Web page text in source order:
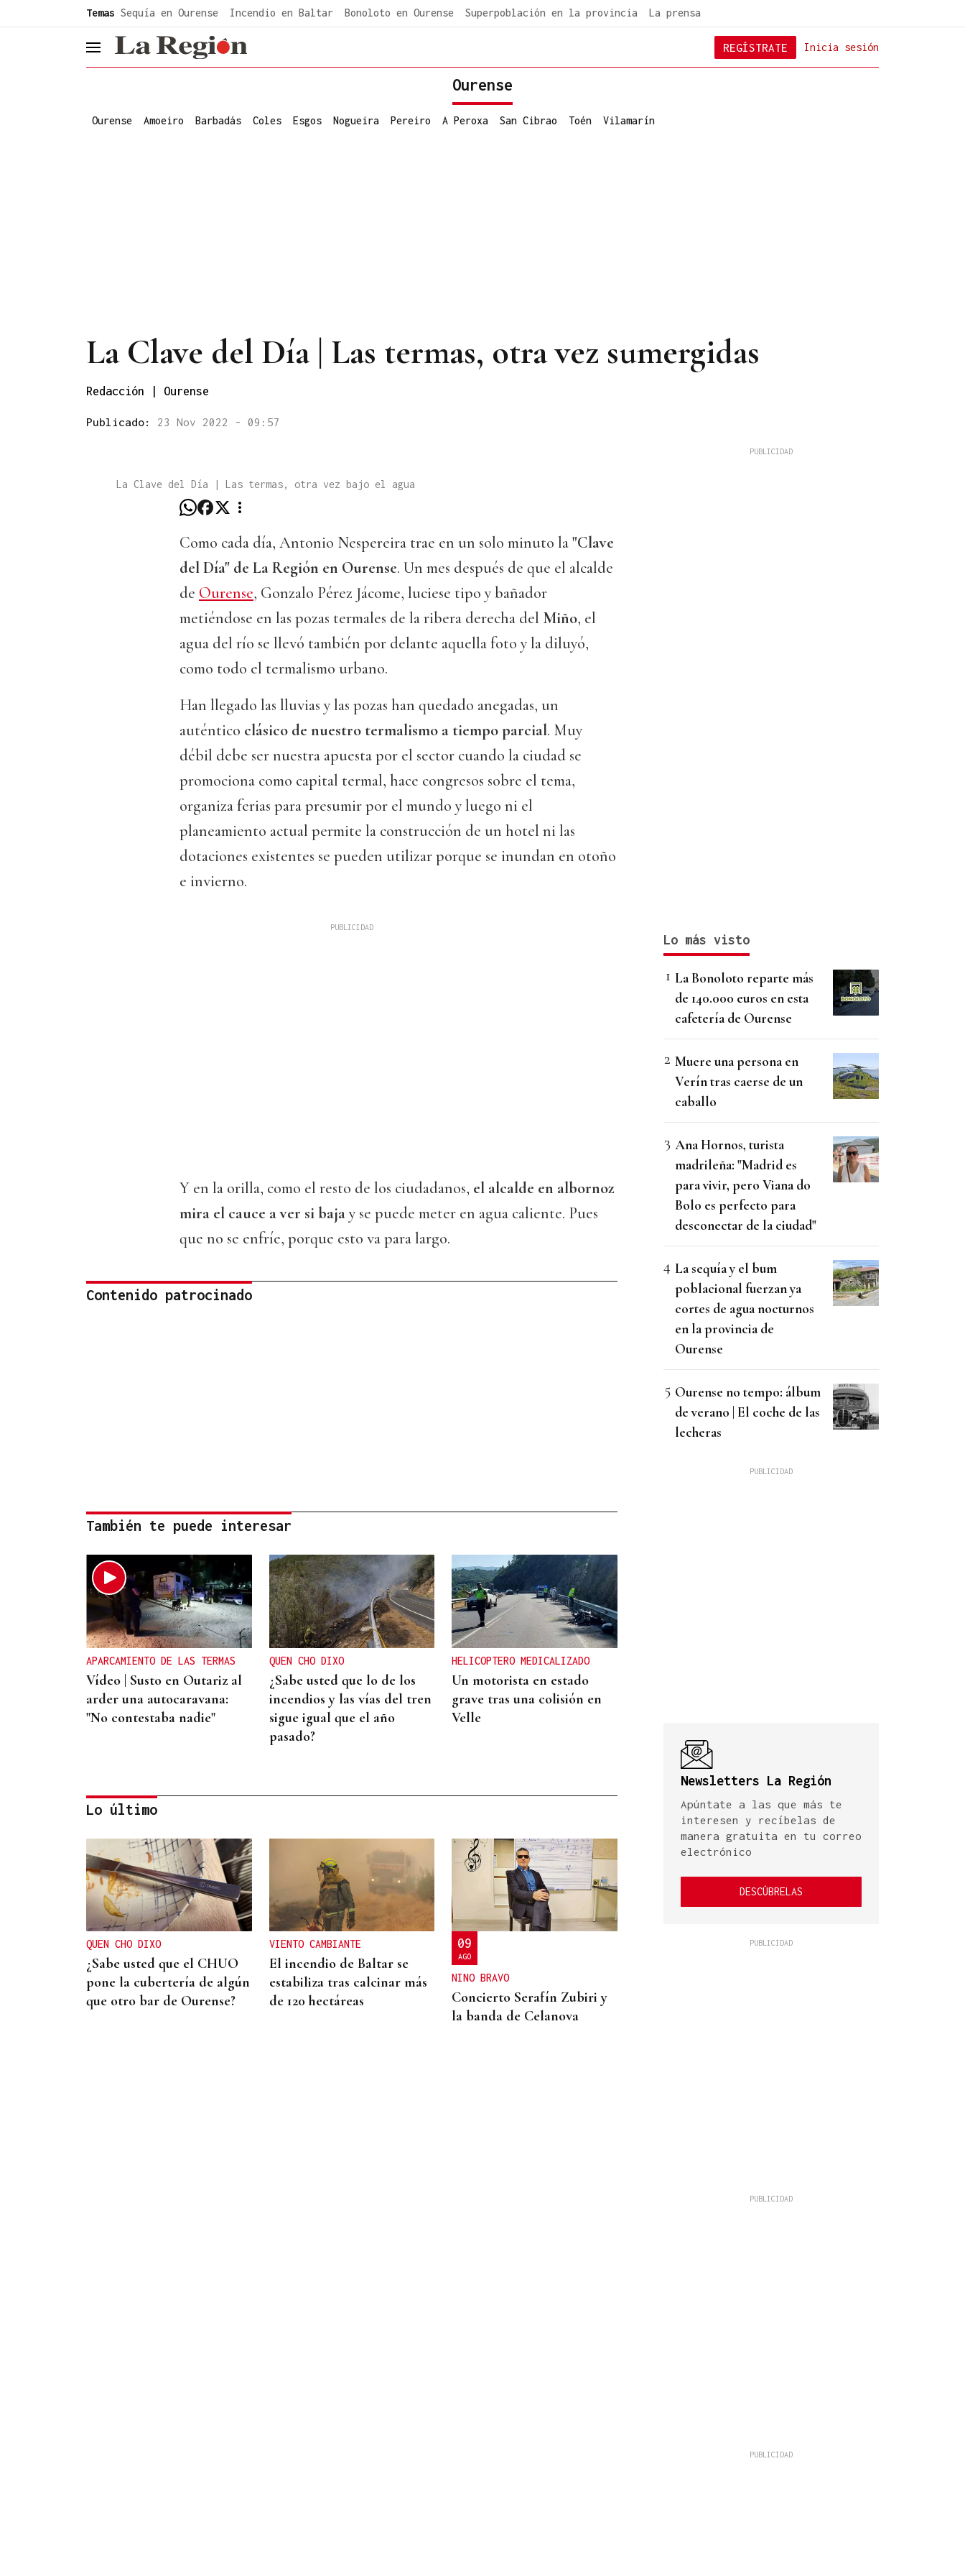
Temas Sequía en Ourense Incendio en Baltar Bonoloto en Ourense Superpoblación en la provincia La prensa
header.menu.open Inicia sesión
REGÍSTRATE
Ourense
Ourense Amoeiro Barbadás Coles Esgos Nogueira Pereiro A Peroxa San Cibrao Toén Vilamarín
La Clave del Día | Las termas, otra vez sumergidas
Redacción | Ourense
Publicado: 23 Nov 2022 - 09:57
La Clave del Día | Las termas, otra vez bajo el agua
Como cada día, Antonio Nespereira trae en un solo minuto la"Clave
del Día" de La Región en Ourense. Un mes después de que el alcalde
de Ourense, Gonzalo Pérez Jácome, luciese tipo y bañador
metiéndose en las pozas termales de la ribera derecha del Miño, el
agua del río se llevó también por delante aquella foto y la diluyó,
como todo el termalismo urbano.
Han llegado las lluvias y las pozas han quedado anegadas, un
auténtico clásico de nuestro termalismo a tiempo parcial. Muy
débil debe ser nuestra apuesta por el sector cuando la ciudad se
promociona como capital termal, hace congresos sobre el tema,
organiza ferias para presumir por el mundo y luego ni el
planeamiento actual permite la construcción de un hotel ni las
dotaciones existentes se pueden utilizar porque se inundan en otoño
e invierno.
Y en la orilla, como el resto de los ciudadanos, el alcalde en albornoz
mira el cauce a ver si bajay se puede meter en agua caliente. Pues
que no se enfríe, porque esto va para largo.
Contenido patrocinado
También te puede interesar
APARCAMIENTO DE LAS TERMAS
Vídeo | Susto en Outariz al
arder una autocaravana:
"No contestaba nadie"
QUEN CHO DIXO
¿Sabe usted que lo de los
incendios y las vías del tren
sigue igual que el año
pasado?
HELICOPTERO MEDICALIZADO
Un motorista en estado
grave tras una colisión en
Velle
OBITUARIO
Muere Luis Díaz Núñez,
socialista y dirigente
histórico de UGT en
Ourense
Lo último
QUEN CHO DIXO
¿Sabe usted que el CHUO
pone la cubertería de algún
que otro bar de Ourense?
VIENTO CAMBIANTE
El incendio de Baltar se
estabiliza tras calcinar más
de 120 hectáreas
09
AGO
NINO BRAVO
Concierto Serafín Zubiri y
la banda de Celanova
Lo más visto
La Bonoloto reparte más
de 140.000 euros en esta
cafetería de Ourense
Muere una persona en
Verín tras caerse de un
caballo
Ana Hornos, turista
madrileña: "Madrid es
para vivir, pero Viana do
Bolo es perfecto para
desconectar de la ciudad"
La sequía y el bum
poblacional fuerzan ya
cortes de agua nocturnos
en la provincia de
Ourense
Ourense no tempo: álbum
de verano | El coche de las
lecheras
Newsletters La Región
Apúntate a las que más te
interesen y recíbelas de
manera gratuita en tu correo
electrónico
DESCÚBRELAS